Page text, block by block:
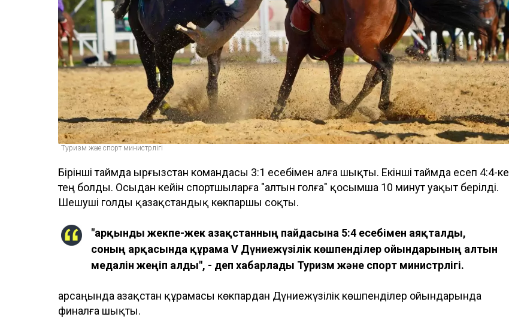
Туризм және спорт министрлігі
Бірінші таймда Қырғызстан командасы 3:1 есебімен алға шықты. Екінші таймда есеп 4:4-ке
тең болды. Осыдан кейін спортшыларға "алтын голға" қосымша 10 минут уақыт берілді.
Шешуші голды қазақстандық көкпаршы соқты.
"Қарқынды жекпе-жек Қазақстанның пайдасына 5:4 есебімен аяқталды,
соның арқасында құрама V Дүниежүзілік көшпенділер ойындарының алтын
медалін жеңіп алды", - деп хабарлады Туризм және спорт министрлігі.
Қарсаңында Қазақстан құрамасы көкпардан Дүниежүзілік көшпенділер ойындарында
финалға шықты.